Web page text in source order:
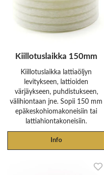
Kiillotuslaikka 150mm
Kiillotuslaikka lattiaöljyn
levitykseen, lattioiden
värjäykseen, puhdistukseen,
välihiontaan jne. Sopii 150 mm
epäkeskohiomakoneisiin tai
lattiahiontakoneisiin.
Info